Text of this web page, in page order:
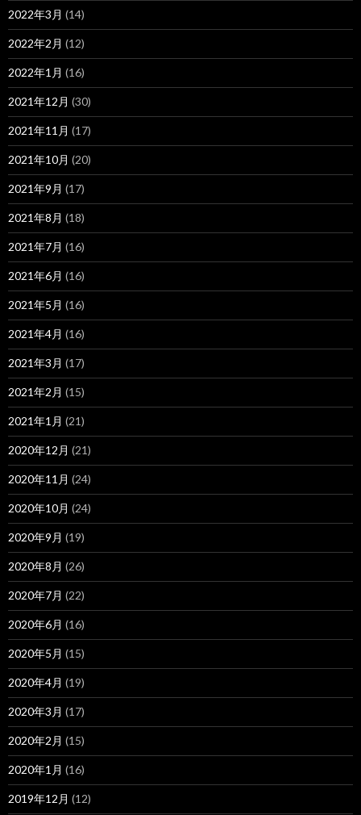
2022年3月 (14)
2022年2月 (12)
2022年1月 (16)
2021年12月 (30)
2021年11月 (17)
2021年10月 (20)
2021年9月 (17)
2021年8月 (18)
2021年7月 (16)
2021年6月 (16)
2021年5月 (16)
2021年4月 (16)
2021年3月 (17)
2021年2月 (15)
2021年1月 (21)
2020年12月 (21)
2020年11月 (24)
2020年10月 (24)
2020年9月 (19)
2020年8月 (26)
2020年7月 (22)
2020年6月 (16)
2020年5月 (15)
2020年4月 (19)
2020年3月 (17)
2020年2月 (15)
2020年1月 (16)
2019年12月 (12)